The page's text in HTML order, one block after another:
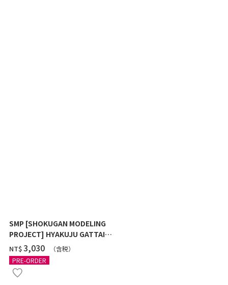
SMP [SHOKUGAN MODELING
PROJECT] HYAKUJU GATTAI
GAOKING W/O GUM
NT$‌3,030
（含税）
PRE-ORDER